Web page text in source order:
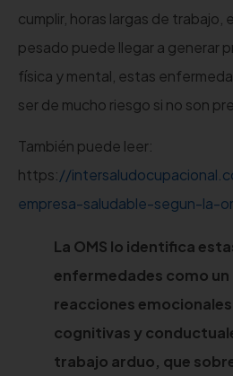
cumplir, horas largas de trabajo,
pesado puede llegar a generar
física y mental, estas
ser de mucho riesgo si no son
También puede leer:
https://
empresa-saludable-segun-la-
La OMS lo identifica
enfermedades como un
reacciones
cognitivas y
trabajo arduo, que